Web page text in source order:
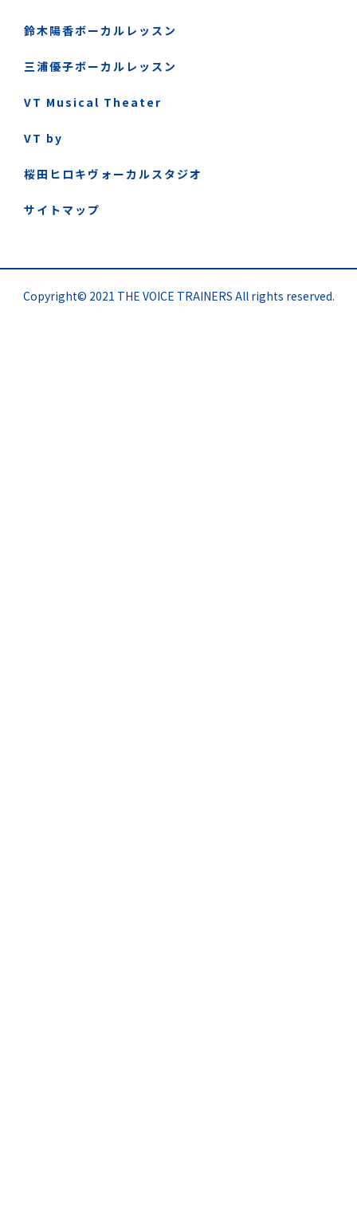
鈴木陽香ボーカルレッスン
三浦優子ボーカルレッスン
VT Musical Theater
VT by
桜田ヒロキヴォーカルスタジオ
サイトマップ
Copyright© 2021 THE VOICE TRAINERS All rights reserved.